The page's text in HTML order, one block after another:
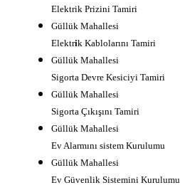
Elektrik Prizini Tamiri
Güllük Mahallesi
Elektrik Kablolarını Tamiri
Güllük Mahallesi
Sigorta Devre Kesiciyi Tamiri
Güllük Mahallesi
Sigorta Çıkışını Tamiri
Güllük Mahallesi
Ev Alarmını sistem Kurulumu
Güllük Mahallesi
Ev Güvenlik Sistemini Kurulumu